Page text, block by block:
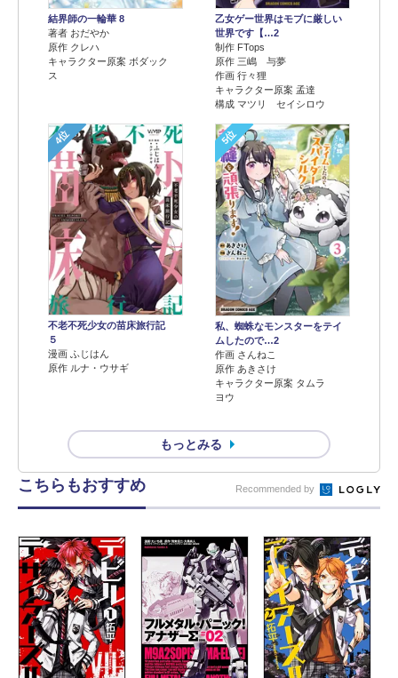
結界師の一輪華 8
著者 おだやか
原作 クレハ
キャラクター原案 ボダック
ス
乙女ゲー世界はモブに厳しい
世界です【…2
制作 FTops
原作 三嶋 与夢
作画 行々狸
キャラクター原案 孟達
構成 マツリ セイシロウ
4位
不老不死少女の苗床旅行記
５
漫画 ふじはん
原作 ルナ・ウサギ
5位
私、蜘蛛なモンスターをテイ
ムしたので…2
作画 さんねこ
原作 あきさけ
キャラクター原案 タムラ
ヨウ
もっとみる
こちらもおすすめ Recommended by